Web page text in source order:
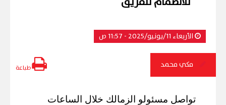
الأربعاء 11/يونيو/2025 - 11:57 ص
مكي محمد طباعة
تواصل مسئولو الزمالك خلال الساعات